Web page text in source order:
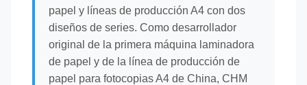
papel y líneas de producción A4 con dos
diseños de series. Como desarrollador
original de la primera máquina laminadora
de papel y de la línea de producción de
papel para fotocopias A4 de China, CHM